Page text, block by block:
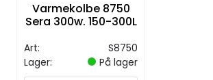
Varmekolbe 8750
Sera 300w. 150-300L
Art:
S8750
Lager:
På lager